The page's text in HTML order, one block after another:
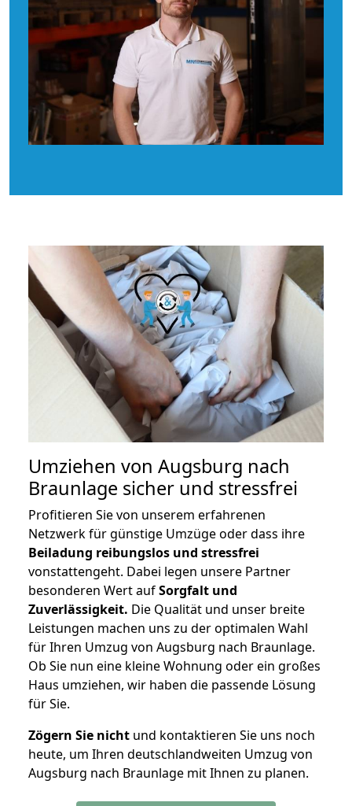
Umziehen von Augsburg nach
Braunlage sicher und stressfrei
Profitieren Sie von unserem erfahrenen
Netzwerk für günstige Umzüge oder dass ihre
Beiladung reibungslos und stressfrei
vonstattengeht. Dabei legen unsere Partner
besonderen Wert aufSorgfalt und
Zuverlässigkeit. Die Qualität und unser breite
Leistungen machen uns zu der optimalen Wahl
für Ihren Umzug von Augsburg nach Braunlage.
Ob Sie nun eine kleine Wohnung oder ein großes
Haus umziehen, wir haben die passende Lösung
für Sie.
Zögern Sie nicht und kontaktieren Sie uns noch
heute, um Ihren deutschlandweiten Umzug von
Augsburg nach Braunlage mit Ihnen zu planen.